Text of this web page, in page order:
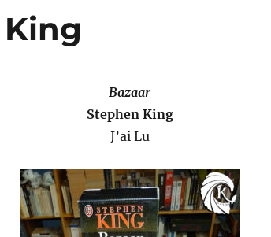
Bazaar
Stephen King
J’ai Lu